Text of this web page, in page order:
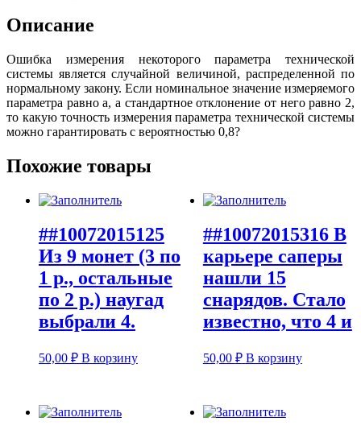
Описание
Ошибка измерения некоторого параметра технической
системы является случайной величиной, распределенной по
нормальному закону. Если номинальное значение измеряемого
параметра равно a, а стандартное отклонение от него равно 2,
то какую точность измерения параметра технической системы
можно гарантировать с вероятностью 0,8?
Похожие товары
##10072015125
Из 9 монет (3 по
1 р., остальные
по 2 р.) наугад
выбрали 4.
50,00 ₽ В корзину
##10072015316 В
карьере саперы
нашли 15
снарядов. Стало
известно, что 4 и
50,00 ₽ В корзину